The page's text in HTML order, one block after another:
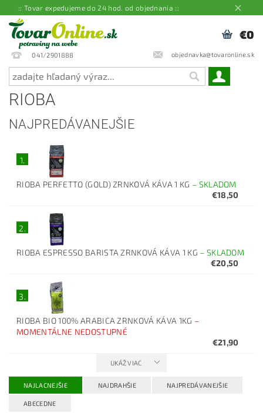
:: Tovar expedujeme do 24 hod. od objednania ::
041/2901888 objednavka@tovaronline.sk
€0
RIOBA
NAJPREDÁVANEJŠIE
1.
RIOBA PERFETTO (GOLD) ZRNKOVÁ KÁVA 1 KG – SKLADOM
€18,50
2.
RIOBA ESPRESSO BARISTA ZRNKOVÁ KÁVA 1 KG – SKLADOM
€20,50
3.
RIOBA BIO 100% ARABICA ZRNKOVÁ KÁVA 1KG –
MOMENTÁLNE NEDOSTUPNÉ
€21,90
UKÁŽ VIAC
NAJLACNEJŠIE NAJDRAHŠIE NAJPREDÁVANEJŠIE
ABECEDNE